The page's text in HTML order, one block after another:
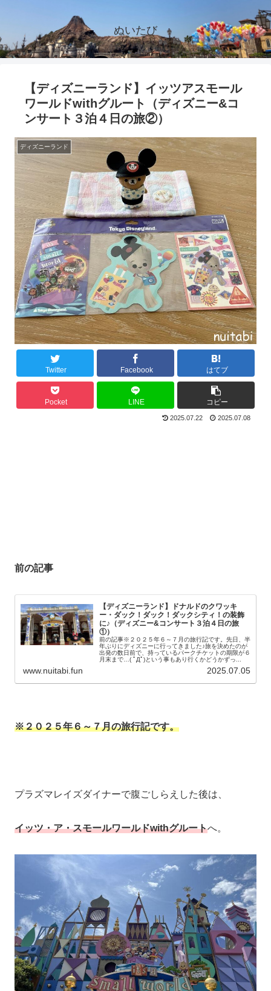
ぬいたび
【ディズニーランド】イッツアスモール
ワールドwithグルート（ディズニー&コ
ンサート３泊４日の旅②）
ディズニーランド
Twitter Facebook はてブ
Pocket LINE コピー
2025.07.22 2025.07.08
前の記事
【ディズニーランド】ドナルドのクワッキ
ー・ダック！ダック！ダックシティ！の装飾
に♪（ディズニー&コンサート３泊４日の旅
①）
前の記事※２０２５年６～７月の旅行記です。先日、半
年ぶりにディズニーに行ってきました♪旅を決めたのが
出発の数日前で、持っているパークチケットの期限が６
月末まで…( ﾟДﾟ)という事もあり行くかどうかずっ...
www.nuitabi.fun 2025.07.05
※２０２５年６～７月の旅行記です。
プラズマレイズダイナーで腹ごしらえした後は、
イッツ・ア・スモールワールドwithグルートへ。